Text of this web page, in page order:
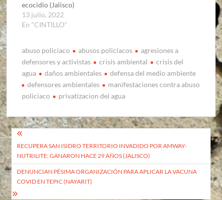
ecocidio (Jalisco)
13 julio, 2022
En "CINTILLO"
abuso policiaco abusos policíacos
agresiones a
defensores y activistas
crisis ambiental
crisis del
agua
daños ambientales
defensa del medio ambiente
defensores ambientales
manifestaciones contra abuso
policiaco
privatizacion del agua
Navegación
de
entradas
RECUPERA SAN ISIDRO TERRITORIO INVADIDO POR AMWAY-
NUTRILITE; GANARON HACE 29 AÑOS (JALISCO)
DENUNCIAN PÉSIMA ORGANIZACIÓN PARA APLICAR LA VACUNA
COVID EN TEPIC (NAYARIT)